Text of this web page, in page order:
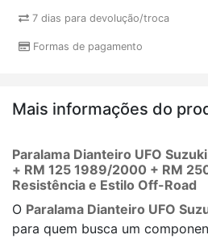
7 dias para devolução/troca
Formas de pagamento
Mais informações do
Paralama Dianteiro UFO
+ RM 125 1989/2000 + RM
Resistência e Estilo Off-Road
O Paralama Dianteiro UFO
para quem busca um